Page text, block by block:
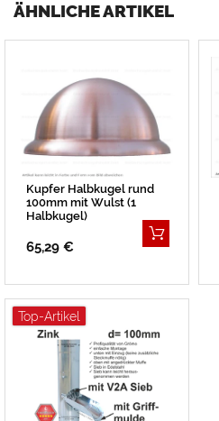
ÄHNLICHE ARTIKEL
Kupfer Halbkugel rund
100mm mit Wulst (1
Halbkugel)
65,29 €
Top-Artikel